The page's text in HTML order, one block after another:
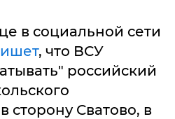
в социальной сети
, что ВСУ
российский
сторону Сватово, в